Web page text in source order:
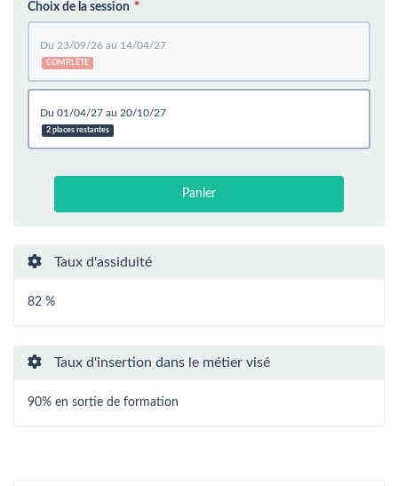
Choix de la session
du 23/09/26 au 14/04/27
COMPLÈTE
du 01/04/27 au 20/10/27
2 places restantes
Panier
Taux d'assiduité
82 %
Taux d'insertion dans le métier visé
90% en sortie de formation